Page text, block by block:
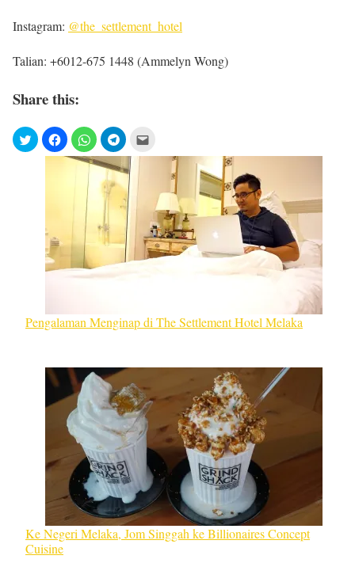
Instagram: @the_settlement_hotel
Talian: +6012-675 1448 (Ammelyn Wong)
Share this:
Pengalaman Menginap di The Settlement Hotel Melaka
Ke Negeri Melaka, Jom Singgah ke Billionaires Concept
Cuisine